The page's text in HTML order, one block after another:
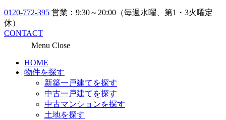
0120-772-395 営業：9:30～20:00（毎週水曜、第1・3火曜定
休）
CONTACT
Menu Close
HOME
物件を探す
新築一戸建てを探す
中古一戸建てを探す
中古マンションを探す
土地を探す